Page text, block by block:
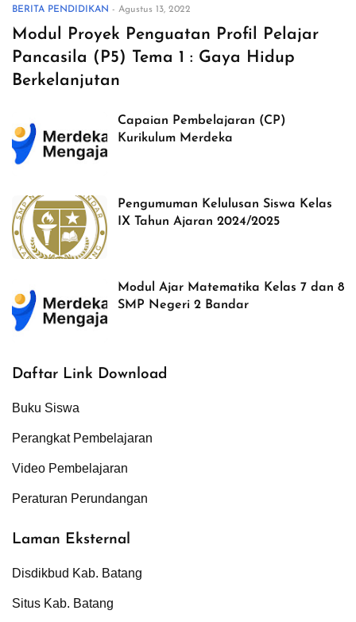
BERITA PENDIDIKAN - Agustus 13, 2022
Modul Proyek Penguatan Profil Pelajar
Pancasila (P5) Tema 1 : Gaya Hidup
Berkelanjutan
Capaian Pembelajaran (CP)
Kurikulum Merdeka
Pengumuman Kelulusan Siswa Kelas
IX Tahun Ajaran 2024/2025
Modul Ajar Matematika Kelas 7 dan 8
SMP Negeri 2 Bandar
Daftar Link Download
Buku Siswa
Perangkat Pembelajaran
Video Pembelajaran
Peraturan Perundangan
Laman Eksternal
Disdikbud Kab. Batang
Situs Kab. Batang